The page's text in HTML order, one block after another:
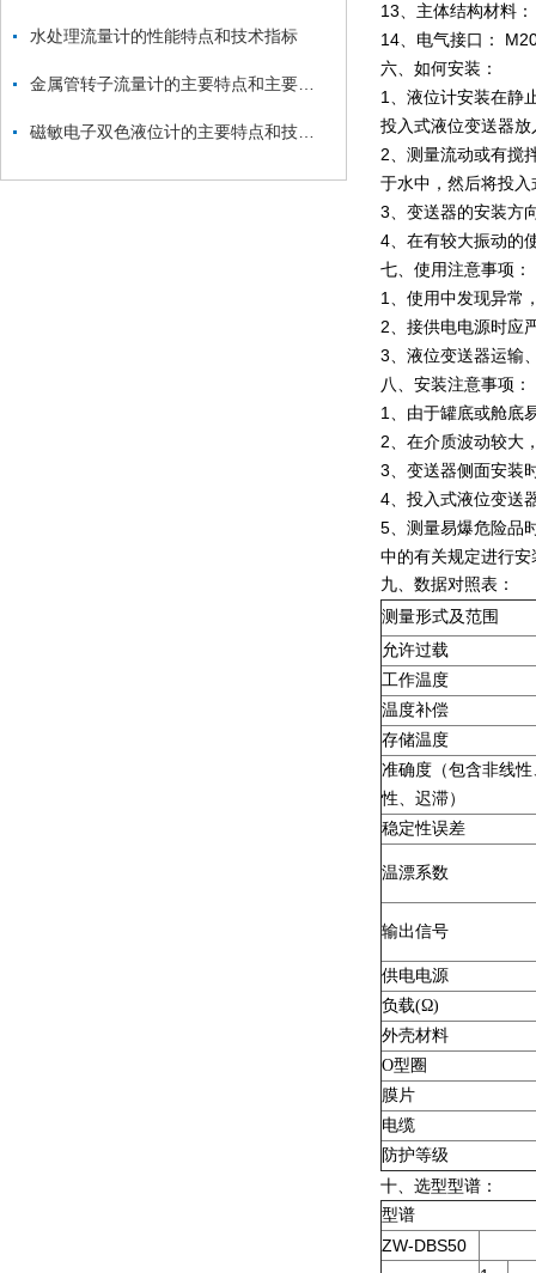
水处理流量计的性能特点和技术指标
13、主体结构材料
14、电气接口：
六、如何安装：
1、液位计安装在静
投入式液位变送器
2、测量流动或有搅
于水中，然后将投
3、变送器的安装方
4、在有较大振动的
七、使用注意事项：
1、使用中发现异常
2、接供电电源时应
3、液位变送器运输
八、安装注意事项：
1、由于罐底或舱底
2、在介质波动较大
3、变送器侧面安装
4、投入式液位变送
5、测量易爆危险品
中的有关规定进行安
九、数据对照表：
测量形式及范围
允许过载
工作温度
温度补偿
存储温度
准确度（包含非线
性、迟滞）
稳定性误差
温漂系数
输出信号
供电电源
负载(Ω)
外壳材料
O型圈
膜片
电缆
防护等级
十、选型型谱：
型谱
ZW-DBS50